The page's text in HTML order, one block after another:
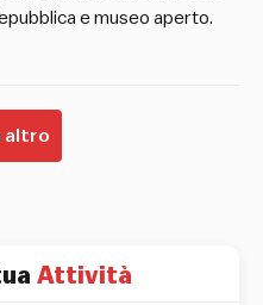
e museo aperto.
altro
Attività